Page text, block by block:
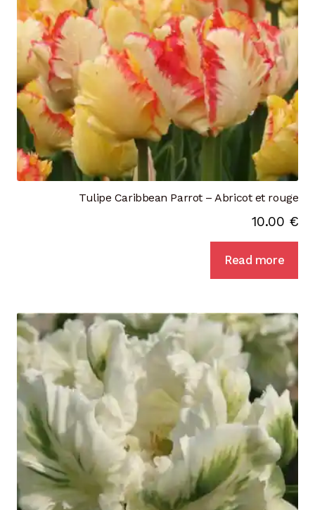
Tulipe Caribbean Parrot – Abricot et rouge
10.00 €
Read more